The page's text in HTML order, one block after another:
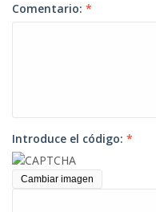
Comentario: *
Introduce el código: *
Cambiar imagen